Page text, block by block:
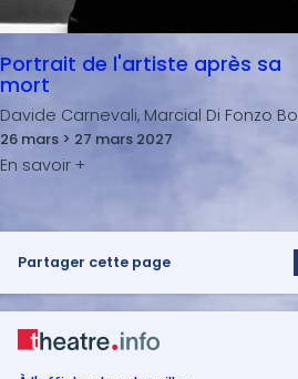
Portrait de l'artiste après sa
mort
Davide Carnevali, Marcial Di Fonzo Bo
26 mars > 27 mars 2027
Partager cette page